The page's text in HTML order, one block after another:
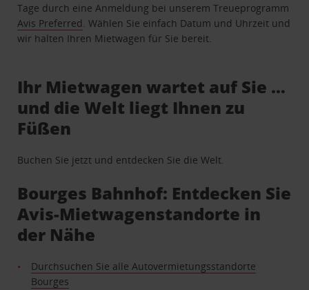
Tage durch eine Anmeldung bei unserem Treueprogramm
Avis Preferred . Wählen Sie einfach Datum und Uhrzeit und
wir halten Ihren Mietwagen für Sie bereit.
Ihr Mietwagen wartet auf Sie …
und die Welt liegt Ihnen zu
Füßen
Buchen Sie jetzt und entdecken Sie die Welt.
Bourges Bahnhof: Entdecken Sie
Avis-Mietwagenstandorte in
der Nähe
Durchsuchen Sie alle Autovermietungsstandorte
Bourges